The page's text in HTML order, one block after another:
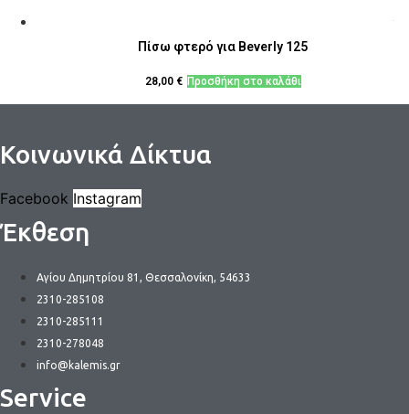
Πίσω φτερό για Beverly 125
28,00 € Προσθήκη στο καλάθι
Κοινωνικά Δίκτυα
Facebook Instagram
Έκθεση
Αγίου Δημητρίου 81, Θεσσαλονίκη, 54633
2310-285108
2310-285111
2310-278048
info@kalemis.gr
Service